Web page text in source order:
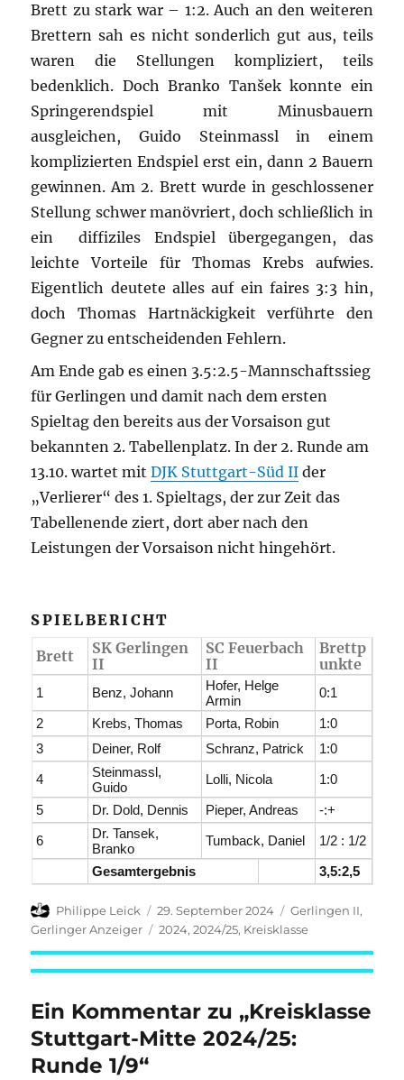
Brett zu stark war – 1:2. Auch an den weiteren
Brettern sah es nicht sonderlich gut aus, teils
waren die Stellungen kompliziert, teils
bedenklich. Doch Branko Tanšek konnte ein
Springerendspiel mit Minusbauern
ausgleichen, Guido Steinmassl in einem
komplizierten Endspiel erst ein, dann 2 Bauern
gewinnen. Am 2. Brett wurde in geschlossener
Stellung schwer manövriert, doch schließlich in
ein diffiziles Endspiel übergegangen, das
leichte Vorteile für Thomas Krebs aufwies.
Eigentlich deutete alles auf ein faires 3:3 hin,
doch Thomas Hartnäckigkeit verführte den
Gegner zu entscheidenden Fehlern.
Am Ende gab es einen 3.5:2.5-Mannschaftssieg
für Gerlingen und damit nach dem ersten
Spieltag den bereits aus der Vorsaison gut
bekannten 2. Tabellenplatz. In der 2. Runde am
13.10. wartet mitDJK Stuttgart-Süd II der
„Verlierer“ des 1. Spieltags, der zur Zeit das
Tabellenende ziert, dort aber nach den
Leistungen der Vorsaison nicht hingehört.
SPIELBERICHT
Brett
SK Gerlingen
II
SC Feuerbach
II
Brettp
unkte
1 Benz, Johann
Hofer, Helge
Armin
0:1
2
Krebs, Thomas Porta, Robin
1:0
3
Deiner, Rolf Schranz, Patrick
1:0
4
Steinmassl,
Guido
Lolli, Nicola
1:0
5
Dr. Dold, Dennis Pieper, Andreas
-:+
6
Dr. Tansek,
Branko
Tumback, Daniel
1/2 : 1/2
Gesamtergebnis
3,5:2,5
Autor
Philippe Leick
Veröffentlicht
am
29. September 2024 Kategorien
Gerlingen II,
Gerlinger Anzeiger
Schlagwörter
2024,2024/25, Kreisklasse
Ein Kommentar zu „Kreisklasse
Stuttgart-Mitte 2024/25:
Runde 1/9“